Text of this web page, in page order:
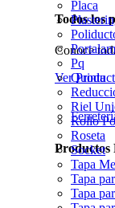
Todos los
Conoce
Ver
Productos
Placa
Pq
Quinta
Riel
Rollo
Roseta
Socket
Tapa
Tapa
Tapa